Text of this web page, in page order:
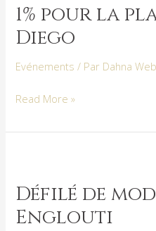
1% pour la
Diego
Evénements / Par Dahna
planète
Diego
Read More »
Défilé de
Englouti
mode
Engulfed-